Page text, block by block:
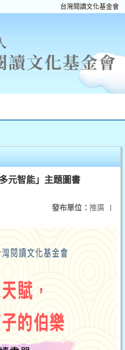
台灣閱讀文化基金會
元智能」主題圖書
發布單位： 推廣 |